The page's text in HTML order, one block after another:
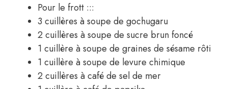
Pour le frott :::
3 cuillères à soupe de gochugaru
2 cuillères à soupe de sucre brun foncé
1 cuillère à soupe de graines de sésame rôti
1 cuillère à soupe de levure chimique
2 cuillères à café de sel de mer